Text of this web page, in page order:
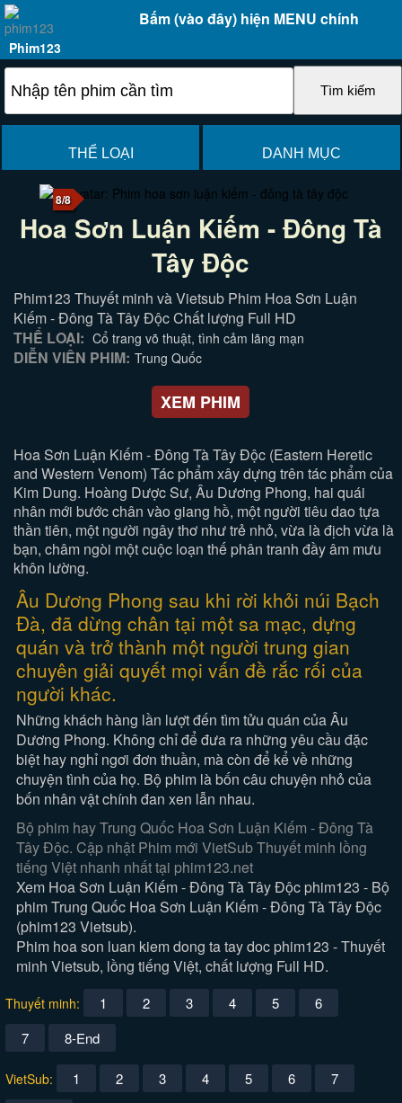
Bấm (vào đây) hiện MENU chính
Phim123
THỂ LOẠI DANH MỤC
8/8
Hoa Sơn Luận Kiếm - Đông Tà
Tây Độc
Phim123 Thuyết minh và Vietsub Phim Hoa Sơn Luận
Kiếm - Đông Tà Tây Độc Chất lượng Full HD
THỂ LOẠI: Cổ trang võ thuật, tình cảm lãng mạn
DIỄN VIÊN PHIM: Trung Quốc
XEM PHIM
Hoa Sơn Luận Kiếm - Đông Tà Tây Độc (Eastern Heretic
and Western Venom) Tác phẩm xây dựng trên tác phẩm của
Kim Dung. Hoàng Dược Sư, Âu Dương Phong, hai quái
nhân mới bước chân vào giang hồ, một người tiêu dao tựa
thần tiên, một người ngây thơ như trẻ nhỏ, vừa là địch vừa là
bạn, châm ngòi một cuộc loạn thế phân tranh đầy âm mưu
khôn lường.
Âu Dương Phong sau khi rời khỏi núi Bạch
Đà, đã dừng chân tại một sa mạc, dựng
quán và trở thành một người trung gian
chuyên giải quyết mọi vấn đề rắc rối của
người khác.
Những khách hàng lần lượt đến tìm tửu quán của Âu
Dương Phong. Không chỉ để đưa ra những yêu cầu đặc
biệt hay nghỉ ngơi đơn thuần, mà còn để kể về những
chuyện tình của họ. Bộ phim là bốn câu chuyện nhỏ của
bốn nhân vật chính đan xen lẫn nhau.
Bộ phim hay Trung Quốc Hoa Sơn Luận Kiếm - Đông Tà
Tây Độc. Cập nhật Phim mới VietSub Thuyết minh lồng
tiếng Việt nhanh nhất tại phim123.net
Xem Hoa Sơn Luận Kiếm - Đông Tà Tây Độc phim123 - Bộ
phim Trung Quốc Hoa Sơn Luận Kiếm - Đông Tà Tây Độc
(phim123 Vietsub).
Phim hoa son luan kiem dong ta tay doc phim123 - Thuyết
minh Vietsub, lồng tiếng Việt, chất lượng Full HD.
Thuyết minh: 1 2 3 4 5
6
7
8-End
VietSub: 1 2 3 4 5 6
7